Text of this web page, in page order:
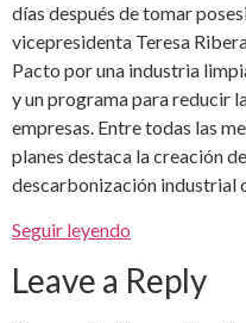
días después de tomar
vicepresidenta Teresa
Pacto por una industria
y un programa para reducir
empresas. Entre todas las
planes destaca la creación
descarbonización industrial
Seguir leyendo
Leave a Reply